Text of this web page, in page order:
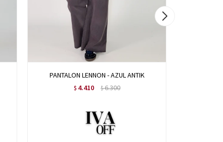
PANTALON LENNON - AZUL ANTIK
$ 4.410 $6.300